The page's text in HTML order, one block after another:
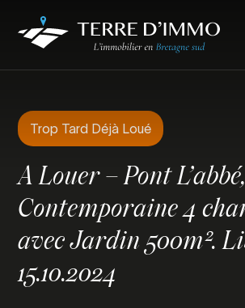
Trop Tard Déjà Loué
A Louer – Pont
Contemporaine 4
avec Jardin 500m².
15.10.2024